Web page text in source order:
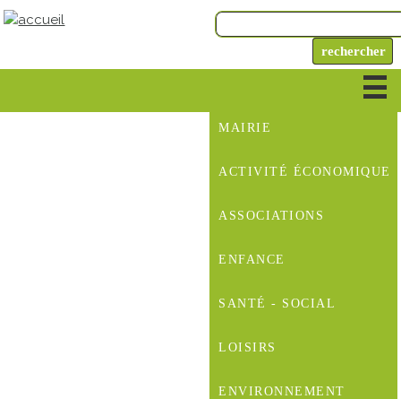
MAIRIE
ACTIVITÉ ÉCONOMIQUE
ASSOCIATIONS
ENFANCE
SANTÉ - SOCIAL
LOISIRS
ENVIRONNEMENT